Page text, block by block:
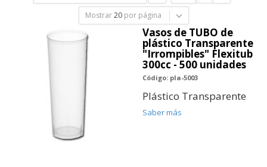
Mostrar 20 por página
Vasos de TUBO de
plástico Transparente
"Irrompibles" Flexitub
300cc - 500 unidades
Código: pla-5003
Plástico Transparente
Saber más